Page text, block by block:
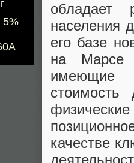
5%
обладает
населения
его базе
на Марсе
имеющие
качестве